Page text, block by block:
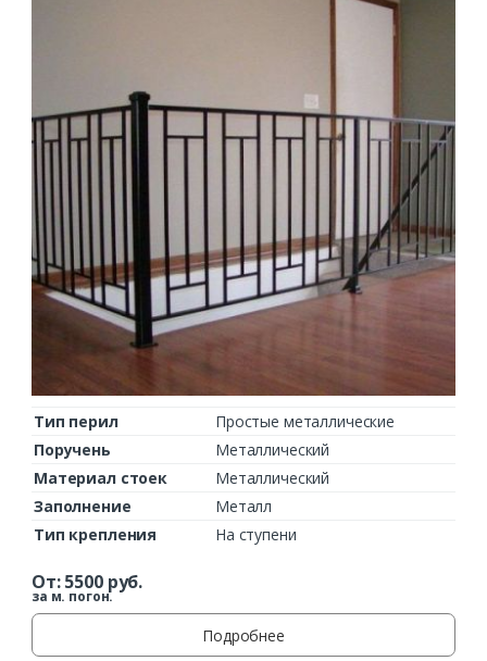
Тип перил
Простые металлические
Поручень
Металлический
Материал стоек
Металлический
Заполнение
Металл
Тип крепления
На ступени
От:5500руб.
за м. погон.
Подробнее